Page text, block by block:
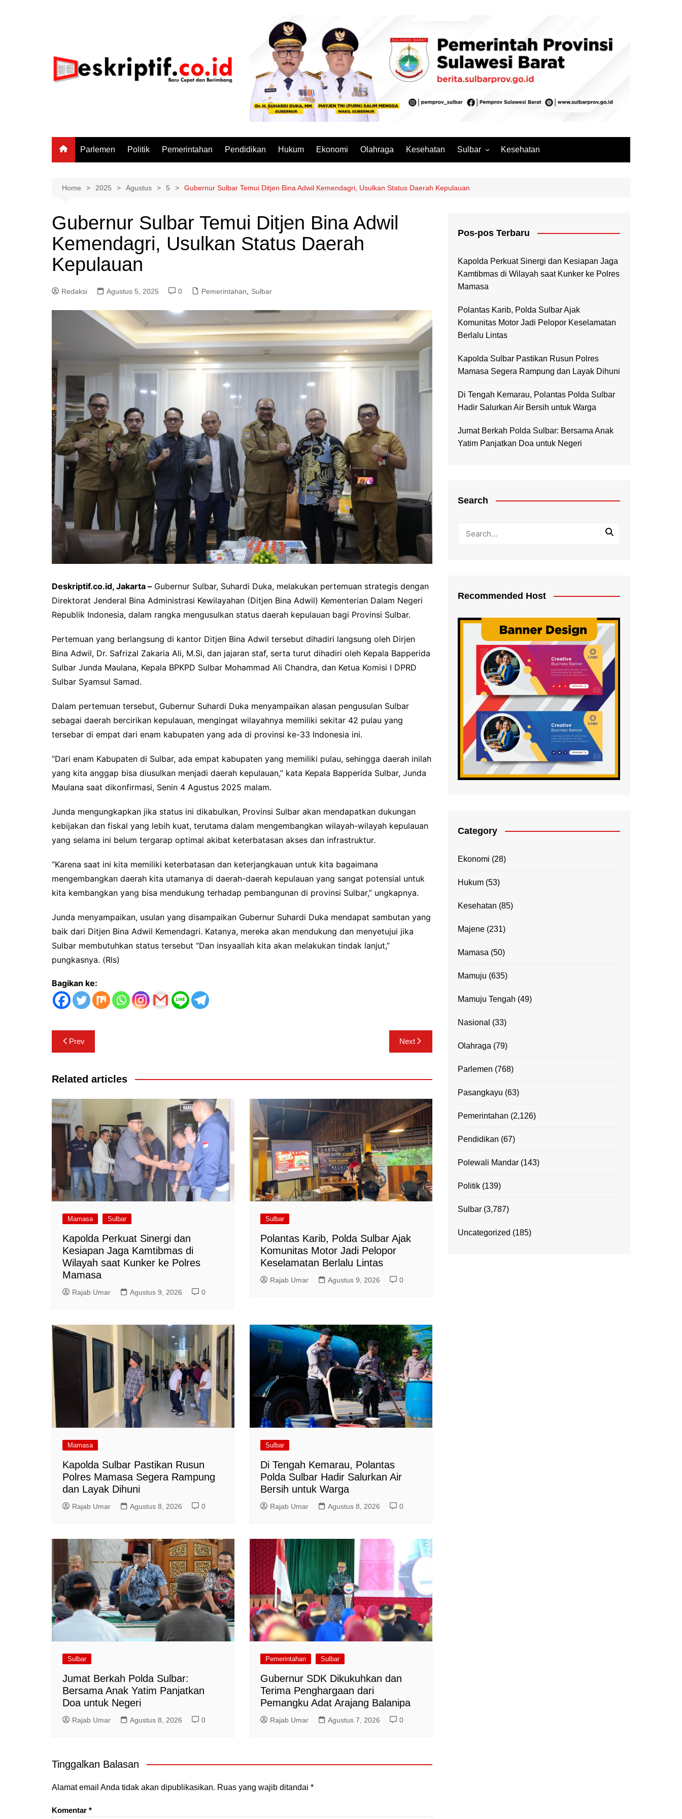
Parlemen Politik Pemerintahan Pendidikan Hukum Ekonomi Olahraga Kesehatan Sulbar
Mamuju Tengah
Mamasa
Kesehatan
Home 2025 Agustus 5 Gubernur Sulbar Temui Ditjen Bina Adwil Kemendagri, Usulkan Status Daerah Kepulauan
Gubernur Sulbar Temui Ditjen Bina Adwil
Kemendagri, Usulkan Status Daerah
Kepulauan
Redaksi Agustus 5, 2025 0 Pemerintahan Sulbar
Deskriptif.co.id, Jakarta – Gubernur Sulbar, Suhardi Duka, melakukan pertemuan strategis dengan
Direktorat Jenderal Bina Administrasi Kewilayahan (Ditjen Bina Adwil) Kementerian Dalam Negeri
Republik Indonesia, dalam rangka mengusulkan status daerah kepulauan bagi Provinsi Sulbar.
Pertemuan yang berlangsung di kantor Ditjen Bina Adwil tersebut dihadiri langsung oleh Dirjen
Bina Adwil, Dr. Safrizal Zakaria Ali, M.Si, dan jajaran staf, serta turut dihadiri oleh Kepala Bapperida
Sulbar Junda Maulana, Kepala BPKPD Sulbar Mohammad Ali Chandra, dan Ketua Komisi I DPRD
Sulbar Syamsul Samad.
Dalam pertemuan tersebut, Gubernur Suhardi Duka menyampaikan alasan pengusulan Sulbar
sebagai daerah bercirikan kepulauan, mengingat wilayahnya memiliki sekitar 42 pulau yang
tersebar di empat dari enam kabupaten yang ada di provinsi ke-33 Indonesia ini.
“Dari enam Kabupaten di Sulbar, ada empat kabupaten yang memiliki pulau, sehingga daerah inilah
yang kita anggap bisa diusulkan menjadi daerah kepulauan,” kata Kepala Bapperida Sulbar, Junda
Maulana saat dikonfirmasi, Senin 4 Agustus 2025 malam.
Junda mengungkapkan jika status ini dikabulkan, Provinsi Sulbar akan mendapatkan dukungan
kebijakan dan fiskal yang lebih kuat, terutama dalam mengembangkan wilayah-wilayah kepulauan
yang selama ini belum tergarap optimal akibat keterbatasan akses dan infrastruktur.
“Karena saat ini kita memiliki keterbatasan dan keterjangkauan untuk kita bagaimana
mengembangkan daerah kita utamanya di daerah-daerah kepulauan yang sangat potensial untuk
kita kembangkan yang bisa mendukung terhadap pembangunan di provinsi Sulbar,” ungkapnya.
Junda menyampaikan, usulan yang disampaikan Gubernur Suhardi Duka mendapat sambutan yang
baik dari Ditjen Bina Adwil Kemendagri. Katanya, mereka akan mendukung dan menyetujui jika
Sulbar membutuhkan status tersebut “Dan insyaallah kita akan melakukan tindak lanjut,”
pungkasnya. (Rls)
Bagikan ke:
Navigasi
pos
Prev Next
Related articles
Mamasa Sulbar
Kapolda Perkuat Sinergi dan
Kesiapan Jaga Kamtibmas di
Wilayah saat Kunker ke Polres
Mamasa
Rajab Umar Agustus 9, 2026 0
Sulbar
Polantas Karib, Polda Sulbar Ajak
Komunitas Motor Jadi Pelopor
Keselamatan Berlalu Lintas
Rajab Umar Agustus 9, 2026 0
Mamasa
Kapolda Sulbar Pastikan Rusun
Polres Mamasa Segera Rampung
dan Layak Dihuni
Rajab Umar Agustus 8, 2026 0
Sulbar
Di Tengah Kemarau, Polantas
Polda Sulbar Hadir Salurkan Air
Bersih untuk Warga
Rajab Umar Agustus 8, 2026 0
Sulbar
Jumat Berkah Polda Sulbar:
Bersama Anak Yatim Panjatkan
Doa untuk Negeri
Rajab Umar Agustus 8, 2026 0
Pemerintahan Sulbar
Gubernur SDK Dikukuhkan dan
Terima Penghargaan dari
Pemangku Adat Arajang Balanipa
Rajab Umar Agustus 7, 2026 0
Tinggalkan Balasan
Alamat email Anda tidak akan dipublikasikan. Ruas yang wajib ditandai *
Komentar *
Pos-pos Terbaru
Kapolda Perkuat Sinergi dan Kesiapan Jaga
Kamtibmas di Wilayah saat Kunker ke Polres
Mamasa
Polantas Karib, Polda Sulbar Ajak
Komunitas Motor Jadi Pelopor Keselamatan
Berlalu Lintas
Kapolda Sulbar Pastikan Rusun Polres
Mamasa Segera Rampung dan Layak Dihuni
Di Tengah Kemarau, Polantas Polda Sulbar
Hadir Salurkan Air Bersih untuk Warga
Jumat Berkah Polda Sulbar: Bersama Anak
Yatim Panjatkan Doa untuk Negeri
Search
Recommended Host
Category
Ekonomi (28)
Hukum (53)
Kesehatan (85)
Majene (231)
Mamasa (50)
Mamuju (635)
Mamuju Tengah (49)
Nasional (33)
Olahraga (79)
Parlemen (768)
Pasangkayu (63)
Pemerintahan (2,126)
Pendidikan (67)
Polewali Mandar (143)
Politik (139)
Sulbar (3,787)
Uncategorized (185)